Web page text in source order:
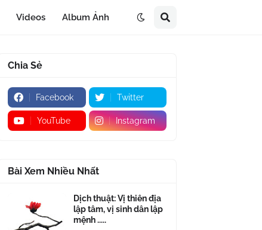
Videos Album Ảnh
Chia Sẻ
Facebook Twitter
YouTube Instagram
Bài Xem Nhiều Nhất
Dịch thuật: Vị thiên địa
lập tâm, vị sinh dân lập
mệnh .....